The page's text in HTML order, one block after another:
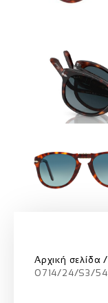
Αρχική σελίδα
0714/24/S3/54